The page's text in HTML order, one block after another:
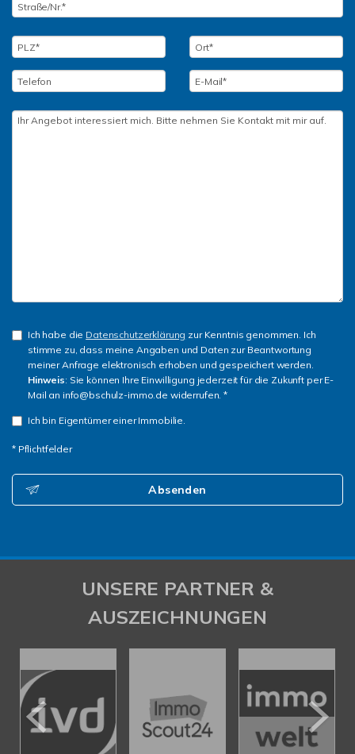
Ich habe die Datenschutzerklärung zur Kenntnis genommen. Ich
stimme zu, dass meine Angaben und Daten zur Beantwortung
meiner Anfrage elektronisch erhoben und gespeichert werden.
Hinweis: Sie können Ihre Einwilligung jederzeit für die Zukunft per E-
Mail an info@bschulz-immo.de widerrufen. *
Ich bin Eigentümer einer Immobilie.
* Pflichtfelder
Absenden
UNSERE PARTNER &
AUSZEICHNUNGEN